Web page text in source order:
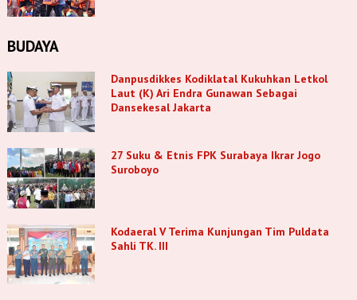
BUDAYA
Danpusdikkes Kodiklatal Kukuhkan Letkol
Laut (K) Ari Endra Gunawan Sebagai
Dansekesal Jakarta
27 Suku & Etnis FPK Surabaya Ikrar Jogo
Suroboyo
Kodaeral V Terima Kunjungan Tim Puldata
Sahli TK. III